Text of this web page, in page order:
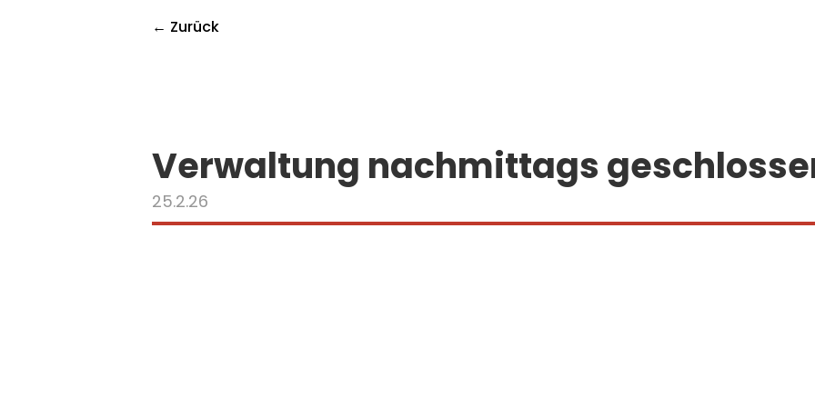
← Zurück
Verwaltung nachmittags
25.2.26